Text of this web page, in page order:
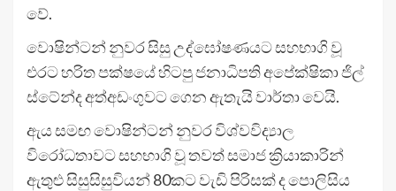
වේ.
වොෂින්ටන් නුවර සිසු උද්ඝෝෂණයට සහභාගි වූ
එරට හරිත පක්ෂයේ හිටපු ජනාධිපති අපේක්ෂිකා ජිල්
ස්ටේන්ද අත්අඩංගුවට ගෙන ඇතැයි වාර්තා වෙයි.
ඇය සමඟ වොෂින්ටන් නුවර විශ්වවිද්‍යාල
විරෝධතාවට සහභාගි වූ තවත් සමාජ ක්‍රියාකාරින්
ඇතුළු සිසුසිසුවියන් 80කට වැඩි පිරිසක් ද පොලිසිය